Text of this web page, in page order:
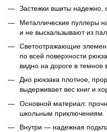
Застежки вшиты надежно,
Металлические пуллеры
и не выскальзывают из
Светоотражающие
по всей поверхности
видно на дороге в темное
Дно рюкзака плотное,
выдерживает вес книг и
Основной материал:
школьным приключениям.
Внутри — надежная